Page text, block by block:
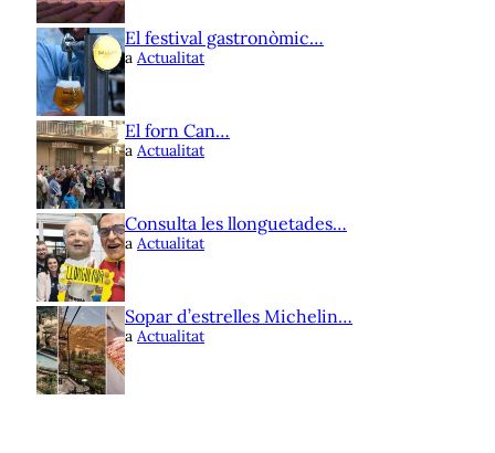
El festival gastronòmic…
a Actualitat
El forn Can…
a Actualitat
Consulta les llonguetades…
a Actualitat
Sopar d’estrelles Michelin…
a Actualitat